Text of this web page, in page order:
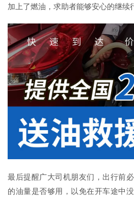
加上了燃油，求助者能够安心的继续
最后提醒广大司机朋友们，出行前
的油量是否够用，以免在开车途中